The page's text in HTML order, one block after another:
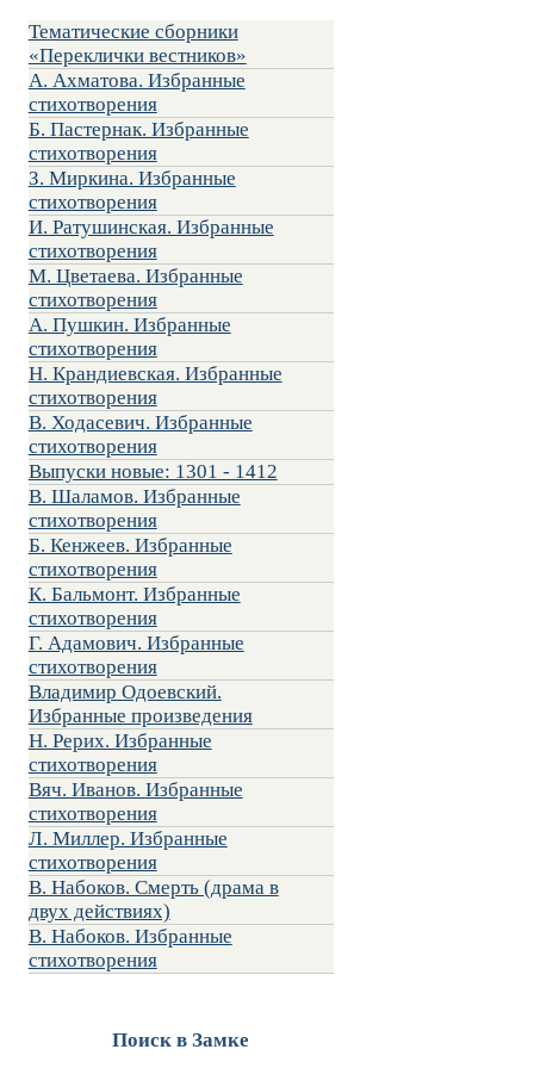
Тематические сборники
«Переклички вестников»
А. Ахматова. Избранные
стихотворения
Б. Пастернак. Избранные
стихотворения
З. Миркина. Избранные
стихотворения
И. Ратушинская. Избранные
стихотворения
М. Цветаева. Избранные
стихотворения
А. Пушкин. Избранные
стихотворения
Н. Крандиевская. Избранные
стихотворения
В. Ходасевич. Избранные
стихотворения
Выпуски новые: 1301 - 1412
В. Шаламов. Избранные
стихотворения
Б. Кенжеев. Избранные
стихотворения
К. Бальмонт. Избранные
стихотворения
Г. Адамович. Избранные
стихотворения
Владимир Одоевский.
Избранные произведения
Н. Рерих. Избранные
стихотворения
Вяч. Иванов. Избранные
стихотворения
Л. Миллер. Избранные
стихотворения
В. Набоков. Смерть (драма в
двух действиях)
В. Набоков. Избранные
стихотворения
Поиск в Замке